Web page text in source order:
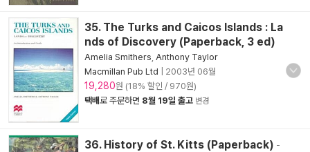
35. The Turks and Caicos Islands : La
nds of Discovery (Paperback, 3 ed)
Amelia Smithers Anthony Taylor
Macmillan Pub Ltd
2003년 06월
19,280원 (18% 할인 / 970원)
택배로 주문하면 8월 19일 출고 변경
36. History of St. Kitts (Paperback) -